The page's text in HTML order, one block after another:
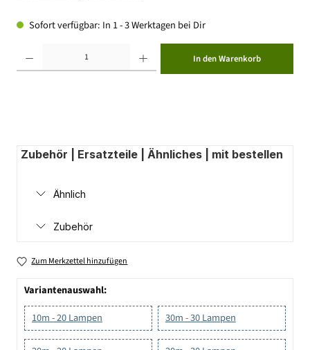
Sofort verfügbar: In 1 - 3 Werktagen bei Dir
In den Warenkorb
Zubehör | Ersatzteile | Ähnliches | mit bestellen
Ähnlich
Zubehör
Zum Merkzettel hinzufügen
Variantenauswahl:
10m - 20 Lampen
30m - 30 Lampen